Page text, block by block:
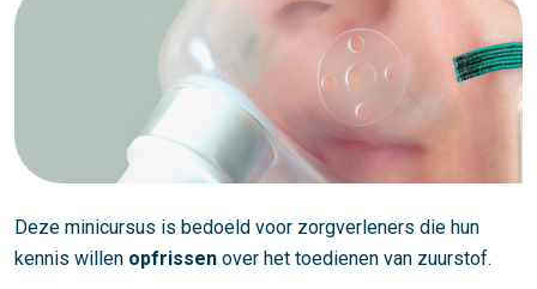
Deze minicursus is bedoeld voor zorgverleners die hun
kennis willen opfrissen over het toedienen van zuurstof.